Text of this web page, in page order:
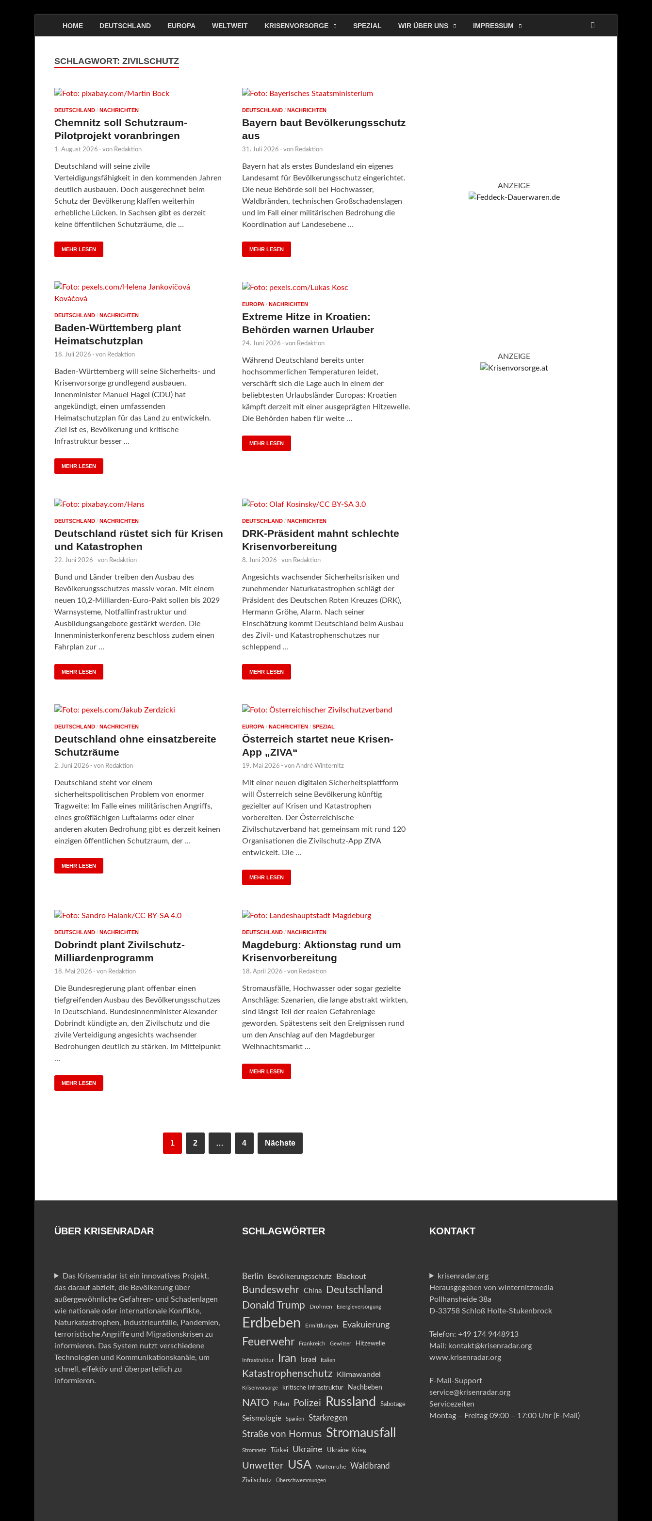
HOME DEUTSCHLAND EUROPA WELTWEIT KRISENVORSORGE SPEZIAL WIR ÜBER UNS IMPRESSUM
SCHLAGWORT: ZIVILSCHUTZ
DEUTSCHLAND / NACHRICHTEN
Chemnitz soll Schutzraum-
Pilotprojekt voranbringen
1. August 2026 - von Redaktion
Deutschland will seine zivile
Verteidigungsfähigkeit in den kommenden Jahren
deutlich ausbauen. Doch ausgerechnet beim
Schutz der Bevölkerung klaffen weiterhin
erhebliche Lücken. In Sachsen gibt es derzeit
keine öffentlichen Schutzräume, die …
MEHR LESEN
DEUTSCHLAND / NACHRICHTEN
Bayern baut Bevölkerungsschutz
aus
31. Juli 2026 - von Redaktion
Bayern hat als erstes Bundesland ein eigenes
Landesamt für Bevölkerungsschutz eingerichtet.
Die neue Behörde soll bei Hochwasser,
Waldbränden, technischen Großschadenslagen
und im Fall einer militärischen Bedrohung die
Koordination auf Landesebene …
MEHR LESEN
DEUTSCHLAND / NACHRICHTEN
Baden-Württemberg plant
Heimatschutzplan
18. Juli 2026 - von Redaktion
Baden-Württemberg will seine Sicherheits- und
Krisenvorsorge grundlegend ausbauen.
Innenminister Manuel Hagel (CDU) hat
angekündigt, einen umfassenden
Heimatschutzplan für das Land zu entwickeln.
Ziel ist es, Bevölkerung und kritische
Infrastruktur besser …
MEHR LESEN
EUROPA / NACHRICHTEN
Extreme Hitze in Kroatien:
Behörden warnen Urlauber
24. Juni 2026 - von Redaktion
Während Deutschland bereits unter
hochsommerlichen Temperaturen leidet,
verschärft sich die Lage auch in einem der
beliebtesten Urlaubsländer Europas: Kroatien
kämpft derzeit mit einer ausgeprägten Hitzewelle.
Die Behörden haben für weite …
MEHR LESEN
DEUTSCHLAND / NACHRICHTEN
Deutschland rüstet sich für Krisen
und Katastrophen
22. Juni 2026 - von Redaktion
Bund und Länder treiben den Ausbau des
Bevölkerungsschutzes massiv voran. Mit einem
neuen 10,2-Milliarden-Euro-Pakt sollen bis 2029
Warnsysteme, Notfallinfrastruktur und
Ausbildungsangebote gestärkt werden. Die
Innenministerkonferenz beschloss zudem einen
Fahrplan zur …
MEHR LESEN
DEUTSCHLAND / NACHRICHTEN
DRK-Präsident mahnt schlechte
Krisenvorbereitung
8. Juni 2026 - von Redaktion
Angesichts wachsender Sicherheitsrisiken und
zunehmender Naturkatastrophen schlägt der
Präsident des Deutschen Roten Kreuzes (DRK),
Hermann Gröhe, Alarm. Nach seiner
Einschätzung kommt Deutschland beim Ausbau
des Zivil- und Katastrophenschutzes nur
schleppend …
MEHR LESEN
DEUTSCHLAND / NACHRICHTEN
Deutschland ohne einsatzbereite
Schutzräume
2. Juni 2026 - von Redaktion
Deutschland steht vor einem
sicherheitspolitischen Problem von enormer
Tragweite: Im Falle eines militärischen Angriffs,
eines großflächigen Luftalarms oder einer
anderen akuten Bedrohung gibt es derzeit keinen
einzigen öffentlichen Schutzraum, der …
MEHR LESEN
EUROPA / NACHRICHTEN / SPEZIAL
Österreich startet neue Krisen-
App „ZIVA“
19. Mai 2026 - von André Winternitz
Mit einer neuen digitalen Sicherheitsplattform
will Österreich seine Bevölkerung künftig
gezielter auf Krisen und Katastrophen
vorbereiten. Der Österreichische
Zivilschutzverband hat gemeinsam mit rund 120
Organisationen die Zivilschutz-App ZIVA
entwickelt. Die …
MEHR LESEN
DEUTSCHLAND / NACHRICHTEN
Dobrindt plant Zivilschutz-
Milliardenprogramm
18. Mai 2026 - von Redaktion
Die Bundesregierung plant offenbar einen
tiefgreifenden Ausbau des Bevölkerungsschutzes
in Deutschland. Bundesinnenminister Alexander
Dobrindt kündigte an, den Zivilschutz und die
zivile Verteidigung angesichts wachsender
Bedrohungen deutlich zu stärken. Im Mittelpunkt
…
MEHR LESEN
DEUTSCHLAND / NACHRICHTEN
Magdeburg: Aktionstag rund um
Krisenvorbereitung
18. April 2026 - von Redaktion
Stromausfälle, Hochwasser oder sogar gezielte
Anschläge: Szenarien, die lange abstrakt wirkten,
sind längst Teil der realen Gefahrenlage
geworden. Spätestens seit den Ereignissen rund
um den Anschlag auf den Magdeburger
Weihnachtsmarkt …
MEHR LESEN
1 2 … 4 Nächste
ANZEIGE
ANZEIGE
ÜBER KRISENRADAR
Das Krisenradar ist ein innovatives Projekt,
das darauf abzielt, die Bevölkerung über
außergewöhnliche Gefahren- und Schadenlagen
wie nationale oder internationale Konflikte,
Naturkatastrophen, Industrieunfälle, Pandemien,
terroristische Angriffe und Migrationskrisen zu
informieren. Das System nutzt verschiedene
Technologien und Kommunikationskanäle, um
schnell, effektiv und überparteilich zu
informieren.
SCHLAGWÖRTER
Berlin Bevölkerungsschutz Blackout
Bundeswehr China
Deutschland
Donald Trump
Drohnen Energieversorgung
Erdbeben Ermittlungen Evakuierung
Feuerwehr Frankreich Gewitter Hitzewelle
Infrastruktur Iran Israel Italien
Katastrophenschutz Klimawandel
Krisenvorsorge kritische Infrastruktur Nachbeben
NATO Polen Polizei Russland Sabotage
Seismologie Spanien Starkregen
Straße von Hormus Stromausfall
Stromnetz Türkei Ukraine Ukraine-Krieg
Unwetter USA Waffenruhe Waldbrand
Zivilschutz Überschwemmungen
KONTAKT
krisenradar.org
Herausgegeben von winternitzmedia
Pollhansheide 38a
D-33758 Schloß Holte-Stukenbrock
Telefon: +49 174 9448913
Mail: kontakt@krisenradar.org
www.krisenradar.org
E-Mail-Support
service@krisenradar.org
Servicezeiten
Montag – Freitag 09:00 – 17:00 Uhr (E-Mail)